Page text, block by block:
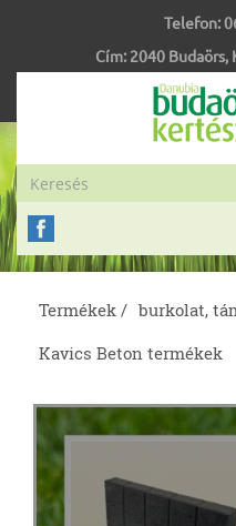
Telefon:
Cím: 2040 Budaörs,
Termékek / burkolat,
Kavics Beton termékek